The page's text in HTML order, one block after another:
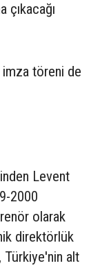
çıkacağı
töreni de
Levent
2000
olarak
direktörlük
Türkiye'nin alt